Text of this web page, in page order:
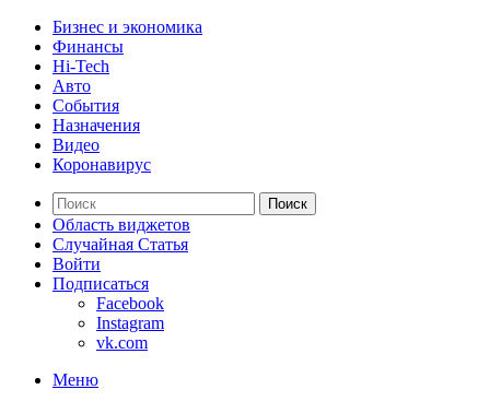
Бизнес и экономика
Финансы
Hi-Tech
Авто
События
Назначения
Видео
Коронавирус
Поиск
Область виджетов
Случайная Статья
Войти
Подписаться
Facebook
Instagram
vk.com
Меню